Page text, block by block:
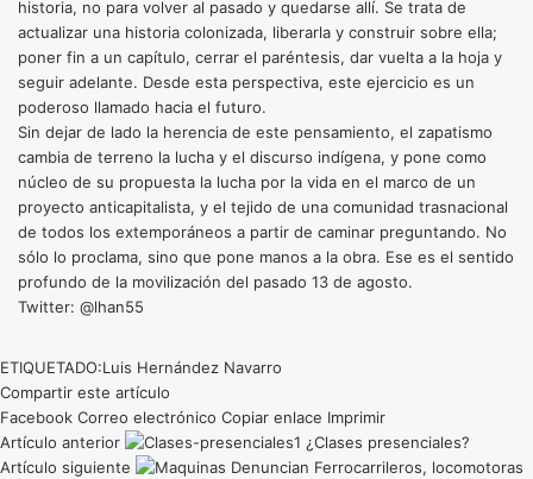
historia, no para volver al pasado y quedarse allí. Se trata de
actualizar una historia colonizada, liberarla y construir sobre ella;
poner fin a un capítulo, cerrar el paréntesis, dar vuelta a la hoja y
seguir adelante. Desde esta perspectiva, este ejercicio es un
poderoso llamado hacia el futuro.
Sin dejar de lado la herencia de este pensamiento, el zapatismo
cambia de terreno la lucha y el discurso indígena, y pone como
núcleo de su propuesta la lucha por la vida en el marco de un
proyecto anticapitalista, y el tejido de una comunidad trasnacional
de todos los extemporáneos a partir de caminar preguntando. No
sólo lo proclama, sino que pone manos a la obra. Ese es el sentido
profundo de la movilización del pasado 13 de agosto.
Twitter: @lhan55
ETIQUETADO:Luis Hernández Navarro
Compartir este artículo
Facebook Correo electrónico Copiar enlace Imprimir
Artículo anterior
¿Clases presenciales?
Artículo siguiente
Denuncian Ferrocarrileros, locomotoras